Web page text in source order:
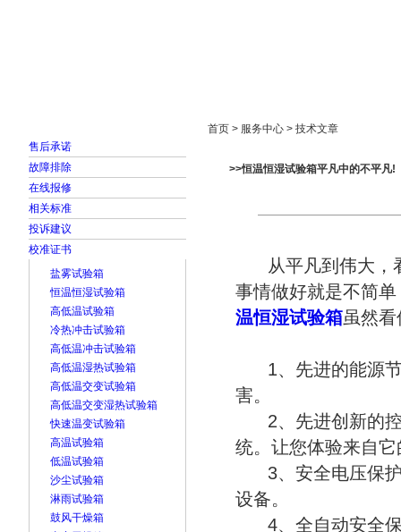
售后承诺
故障排除
在线报修
相关标准
投诉建议
校准证书
盐雾试验箱
恒温恒湿试验箱
高低温试验箱
冷热冲击试验箱
高低温冲击试验箱
高低温湿热试验箱
高低温交变试验箱
高低温交变湿热试验箱
快速温变试验箱
高温试验箱
低温试验箱
沙尘试验箱
淋雨试验箱
鼓风干燥箱
首页 > 服务中心 > 技术文章
>>恒温恒湿试验箱平凡中的不平凡!
从平凡到伟大，看
事情做好就是不简
温恒湿试验箱虽然看
1、先进的能源
害。
2、先进创新的
统。让您体验来自
3、安全电压保
设备。
4、全自动安全